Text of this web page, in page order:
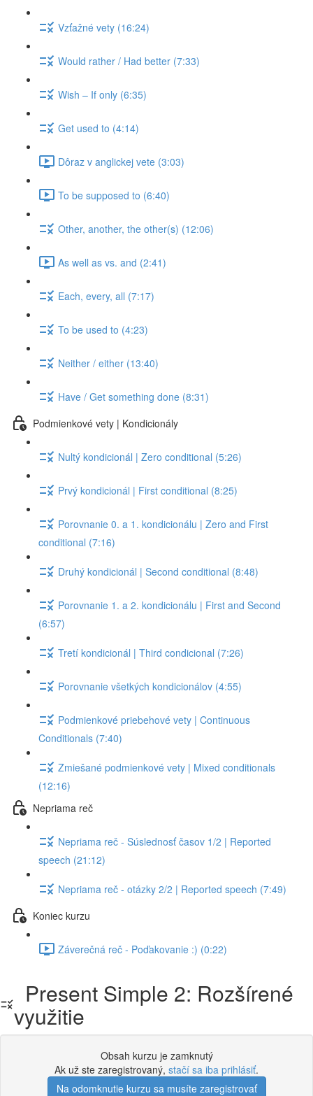
Vzťažné vety (16:24)
Would rather / Had better (7:33)
Wish – If only (6:35)
Get used to (4:14)
Dôraz v anglickej vete (3:03)
To be supposed to (6:40)
Other, another, the other(s) (12:06)
As well as vs. and (2:41)
Each, every, all (7:17)
To be used to (4:23)
Neither / either (13:40)
Have / Get something done (8:31)
Podmienkové vety | Kondicionály
Nultý kondicionál | Zero conditional (5:26)
Prvý kondicionál | First conditional (8:25)
Porovnanie 0. a 1. kondicionálu | Zero and First
conditional (7:16)
Druhý kondicionál | Second conditional (8:48)
Porovnanie 1. a 2. kondicionálu | First and Second
(6:57)
Tretí kondicionál | Third condicional (7:26)
Porovnanie všetkých kondicionálov (4:55)
Podmienkové priebehové vety | Continuous
Conditionals (7:40)
Zmiešané podmienkové vety | Mixed conditionals
(12:16)
Nepriama reč
Nepriama reč - Súslednosť časov 1/2 | Reported
speech (21:12)
Nepriama reč - otázky 2/2 | Reported speech (7:49)
Koniec kurzu
Záverečná reč - Poďakovanie :) (0:22)
Present Simple 2: Rozšírené
využitie
Obsah kurzu je zamknutý
Ak už ste zaregistrovaný, stačí sa iba prihlásiť.
Na odomknutie kurzu sa musíte zaregistrovať